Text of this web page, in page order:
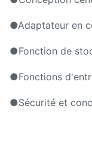
●Adaptateur en
●Fonction de
●Fonctions
●Sécurité et